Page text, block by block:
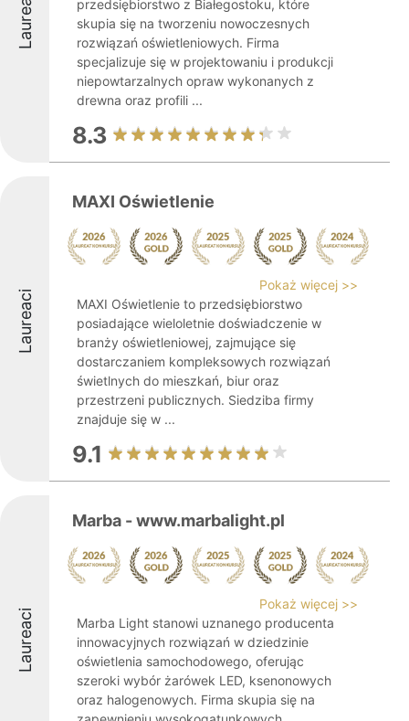
Laureaci
przedsiębiorstwo z Białegostoku, które
skupia się na tworzeniu nowoczesnych
rozwiązań oświetleniowych. Firma
specjalizuje się w projektowaniu i produkcji
niepowtarzalnych opraw wykonanych z
drewna oraz profili ...
8.3
Laureaci
MAXI Oświetlenie
Pokaż więcej >>
MAXI Oświetlenie to przedsiębiorstwo
posiadające wieloletnie doświadczenie w
branży oświetleniowej, zajmujące się
dostarczaniem kompleksowych rozwiązań
świetlnych do mieszkań, biur oraz
przestrzeni publicznych. Siedziba firmy
znajduje się w ...
9.1
Laureaci
Marba - www.marbalight.pl
Pokaż więcej >>
Marba Light stanowi uznanego producenta
innowacyjnych rozwiązań w dziedzinie
oświetlenia samochodowego, oferując
szeroki wybór żarówek LED, ksenonowych
oraz halogenowych. Firma skupia się na